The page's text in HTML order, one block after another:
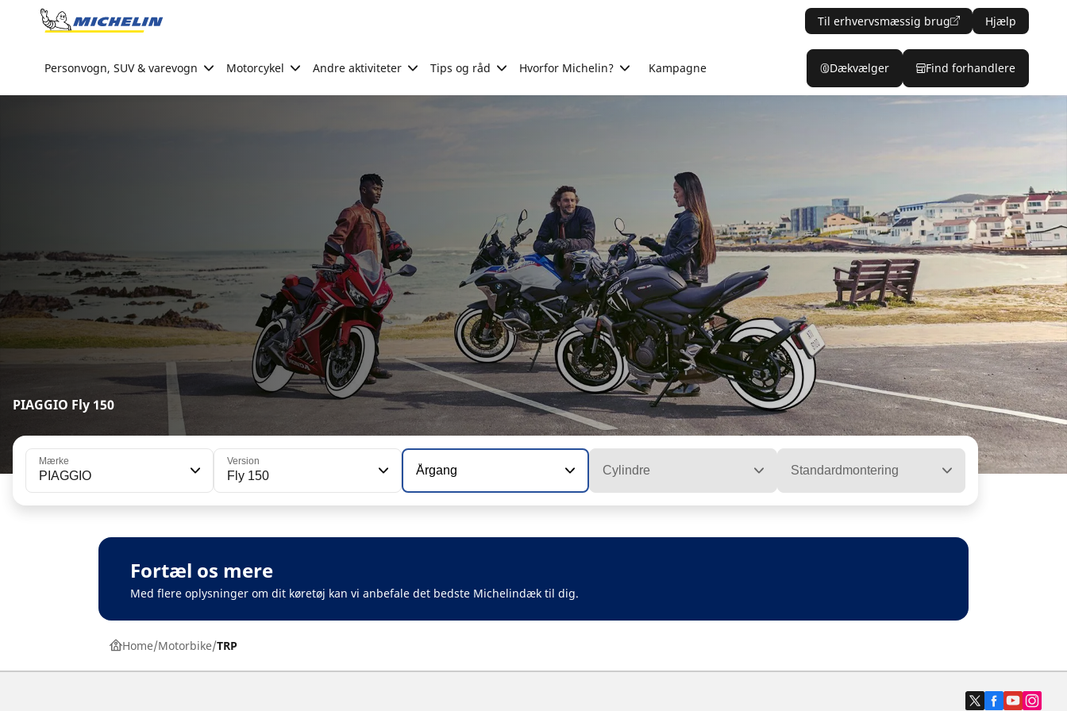
Go to page content
Til erhvervsmæssig brug Hjælp
Personvogn, SUV & varevogn Motorcykel Andre aktiviteter Tips og råd Hvorfor Michelin? Kampagne Dækvælger Find forhandlere
PIAGGIO Fly 150
Mærke
PIAGGIO
Version
Fly 150 Årgang Cylindre Standardmontering
Fortæl os mere
Med flere oplysninger om dit køretøj kan vi anbefale det bedste Michelindæk til dig.
Home Motorbike TRP